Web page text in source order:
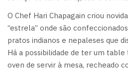
O Chef Hari Chapagain criou
“estrela” onde são
pratos indianos e nepaleses que
Há a possibilidade de ter um
oven de servir à mesa, recheado